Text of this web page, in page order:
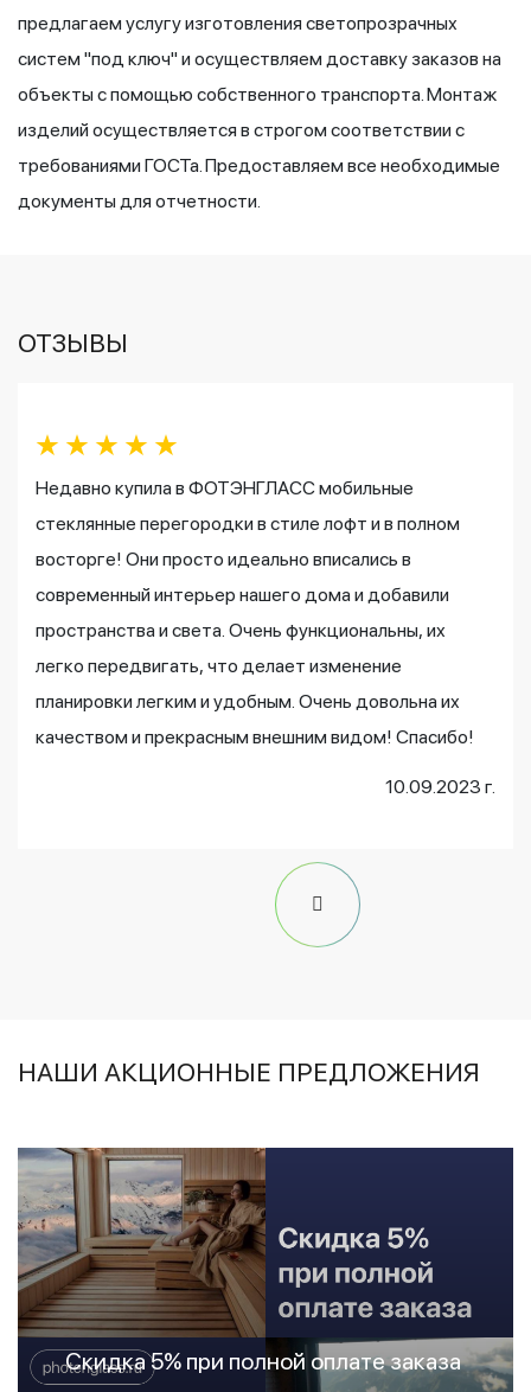
предлагаем услугу изготовления светопрозрачных
систем "под ключ" и осуществляем доставку заказов на
объекты с помощью собственного транспорта. Монтаж
изделий осуществляется в строгом соответствии с
требованиями ГОСТа. Предоставляем все необходимые
документы для отчетности.
ОТЗЫВЫ
Недавно купила в ФОТЭНГЛАСС мобильные
стеклянные перегородки в стиле лофт и в полном
восторге! Они просто идеально вписались в
современный интерьер нашего дома и добавили
пространства и света. Очень функциональны, их
легко передвигать, что делает изменение
планировки легким и удобным. Очень довольна их
качеством и прекрасным внешним видом! Спасибо!
10.09.2023 г.
НАШИ АКЦИОННЫЕ ПРЕДЛОЖЕНИЯ
Скидка 5% при полной оплате заказа